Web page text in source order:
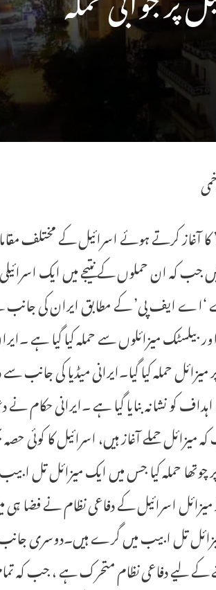
تہران14جون (یو این آئی) ایران نے جوابی کارروائی ‘وعدہ صادق 3’ کا آغاز کرتے ہوئے اسرائیل کے
جب کہ ان حملوں کے نتیجے میں ایک
ادارے ‘اے ایف پی’ کے مطابق ایران کی
150 سے زائد ہائیپر سانک اور بیلسٹک میزائلوں سے حملہ کیا
حملہ کیا گیا۔ایرانی میڈیا کی جانب سے
کو نشانہ بنایا گیا ہے ۔ایرانی حکام
حملے آغاز ہیں، اسرائیل کا کوئی
حملہ کیا جس میں ایک میزائل تل
اسرائیل کے دفاعی نظام نے فضا ہی
تل ابیب میں گرے ہیں۔دوسری
لیے دفاعی نظام متحرک ہے ، جب کہ